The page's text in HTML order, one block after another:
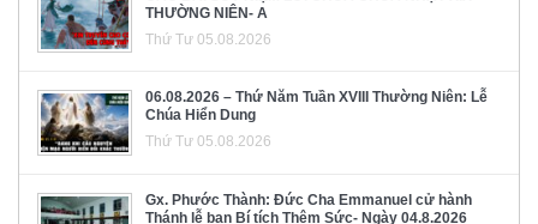
THƯỜNG NIÊN- A
Thứ Tư 05.08.2026
06.08.2026 – Thứ Năm Tuần XVIII Thường Niên: Lễ
Chúa Hiển Dung
Thứ Tư 05.08.2026
Gx. Phước Thành: Đức Cha Emmanuel cử hành
Thánh lễ ban Bí tích Thêm Sức- Ngày 04.8.2026